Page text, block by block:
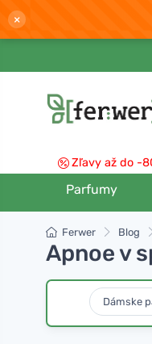
×
Zľavy až do -
Parfumy
Ferwer Blog
Apnoe v
Dámske